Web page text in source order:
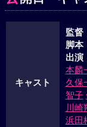
やがて愛人キミ子
キャスト
監督
脚本
出演
本麟
久保
智子
川崎
浜田